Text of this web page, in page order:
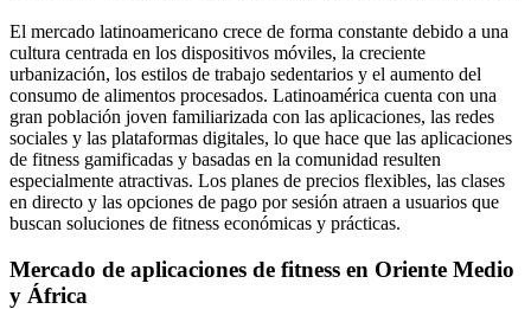
El mercado latinoamericano crece de forma constante debido a una
cultura centrada en los dispositivos móviles, la creciente
urbanización, los estilos de trabajo sedentarios y el aumento del
consumo de alimentos procesados. Latinoamérica cuenta con una
gran población joven familiarizada con las aplicaciones, las redes
sociales y las plataformas digitales, lo que hace que las aplicaciones
de fitness gamificadas y basadas en la comunidad resulten
especialmente atractivas. Los planes de precios flexibles, las clases
en directo y las opciones de pago por sesión atraen a usuarios que
buscan soluciones de fitness económicas y prácticas.
Mercado de aplicaciones de fitness en Oriente Medio
y África